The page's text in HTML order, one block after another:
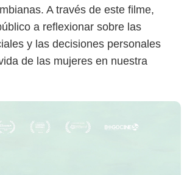
A través de este filme,
a reflexionar sobre las
y las decisiones personales
de las mujeres en nuestra